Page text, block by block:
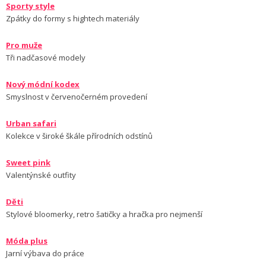
Sporty style
Zpátky do formy s hightech materiály
Pro muže
Tři nadčasové modely
Nový módní kodex
Smyslnost v červenočerném provedení
Urban safari
Kolekce v široké škále přírodních odstínů
Sweet pink
Valentýnské outfity
Děti
Stylové bloomerky, retro šatičky a hračka pro nejmenší
Móda plus
Jarní výbava do práce